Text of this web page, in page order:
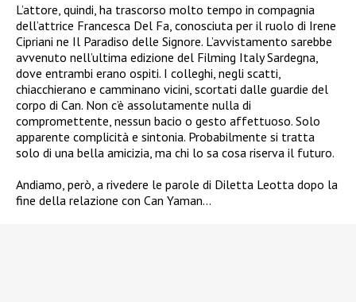
L’attore, quindi, ha trascorso molto tempo in compagnia
dell’attrice Francesca Del Fa, conosciuta per il ruolo di Irene
Cipriani ne Il Paradiso delle Signore. L’avvistamento sarebbe
avvenuto nell’ultima edizione del Filming Italy Sardegna,
dove entrambi erano ospiti. I colleghi, negli scatti,
chiacchierano e camminano vicini, scortati dalle guardie del
corpo di Can. Non c’è assolutamente nulla di
compromettente, nessun bacio o gesto affettuoso. Solo
apparente complicità e sintonia. Probabilmente si tratta
solo di una bella amicizia, ma chi lo sa cosa riserva il futuro.
Andiamo, però, a rivedere le parole di Diletta Leotta dopo la
fine della relazione con Can Yaman…